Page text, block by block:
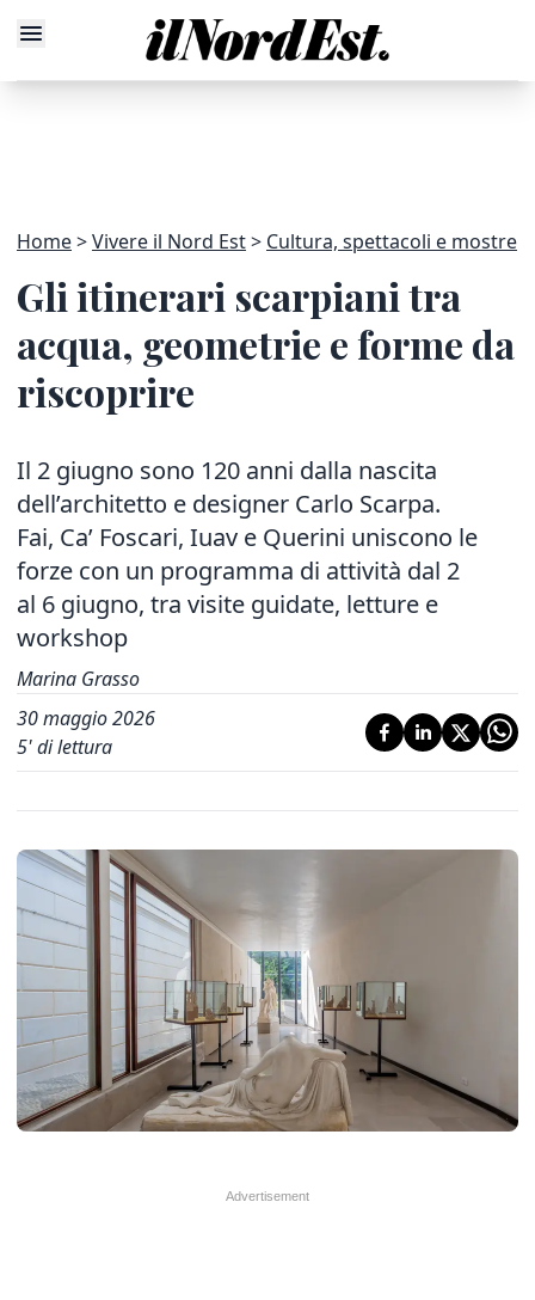
Home Vivere il Nord Est Cultura, spettacoli e mostre
Gli itinerari scarpiani tra
acqua, geometrie e forme da
riscoprire
Il 2 giugno sono 120 anni dalla nascita
dell’architetto e designer Carlo Scarpa.
Fai, Ca’ Foscari, Iuav e Querini uniscono le
forze con un programma di attività dal 2
al 6 giugno, tra visite guidate, letture e
workshop
Marina Grasso
30 maggio 2026
5' di lettura